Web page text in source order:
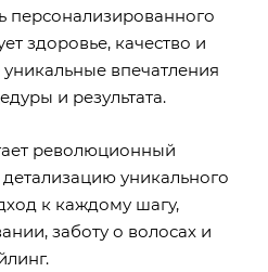
персонализированного
здоровье, качество и
уникальные впечатления
и результата.
революционный
уникального
к каждому шагу,
заботу о волосах и